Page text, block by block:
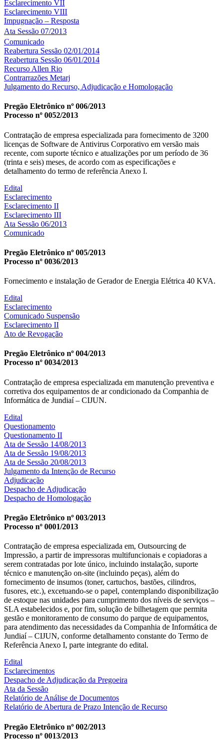
Esclarecimento VII
Esclarecimento VIII
Impugnação – Resposta
Ata Sessão 07/2013
Comunicado
Reabertura Sessão 02/01/2014
Reabertura Sessão 06/01/2014
Recurso Allen Rio
Contrarrazões Metarj
Julgamento do Recurso, Adjudicação e Homologação
Pregão Eletrônico nº 006/2013
Processo nº 0052/2013
Contratação de empresa especializada para fornecimento de 3200
licenças de Software de Antivirus Corporativo em versão mais
recente, com suporte técnico e atualizações por um período de 36
(trinta e seis) meses, de acordo com as especificações e
detalhamento do termo de referência Anexo I.
Edital
Esclarecimento
Esclarecimento II
Esclarecimento III
Ata Sessão 06/2013
Comunicado
Pregão Eletrônico nº 005/2013
Processo nº 0036/2013
Fornecimento e instalação de Gerador de Energia Elétrica 40 KVA.
Edital
Esclarecimento
Comunicado Suspensão
Esclarecimento II
Ato de Revogação
Pregão Eletrônico nº 004/2013
Processo nº 0034/2013
Contratação de empresa especializada em manutenção preventiva e
corretiva dos equipamentos de ar condicionado da Companhia de
Informática de Jundiaí – CIJUN.
Edital
Questionamento
Questionamento II
Ata de Sessão 14/08/2013
Ata de Sessão 19/08/2013
Ata de Sessão 20/08/2013
Julgamento da Intenção de Recurso
Adjudicação
Despacho de Adjudicação
Despacho de Homologação
Pregão Eletrônico nº 003/2013
Processo nº 0001/2013
Contratação de empresa especializada em, Outsourcing de
Impressão, a partir de impressoras multifuncionais e copiadoras a
serem contratadas por lote único, incluindo instalação, suporte
técnico e manutenção on-site (incluindo peças), além do
fornecimento de insumos (toner, cartuchos, bastões, cilindros,
fusores, etc.), excetuando-se o papel, contemplando disponibilização
de estoque nas unidades para cumprimento dos níveis de serviços –
SLA estabelecidos e, por fim, solução de bilhetagem que permita
gestão e monitoramento de consumo do parque de equipamentos,
para atendimento das necessidades da Companhia de Informática de
Jundiaí – CIJUN, conforme detalhamento constante do Termo de
Referência Anexo I, parte integrante do edital.
Edital
Esclarecimentos
Despacho de Adjudicação da Pregoeira
Ata da Sessão
Relatório de Análise de Documentos
Relatório de Abertura de Prazo Intenção de Recurso
Pregão Eletrônico nº 002/2013
Processo nº 0013/2013